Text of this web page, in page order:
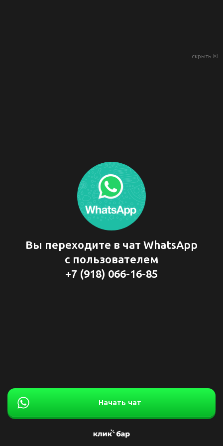
скрыть ☒
Вы переходите в чат WhatsApp
с пользователем
+7 (918) 066-16-85
Начать чат